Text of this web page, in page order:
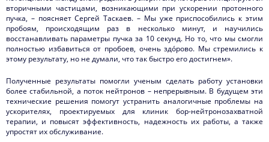
вторичными частицами, возникающими при ускорении протонного
пучка, – поясняет Сергей Таскаев. – Мы уже приспособились к этим
пробоям, происходящим раз в несколько минут, и научились
восстанавливать параметры пучка за 10 секунд. Но то, что мы смогли
полностью избавиться от пробоев, очень здóрово. Мы стремились к
этому результату, но не думали, что так быстро его достигнем».
Полученные результаты помогли ученым сделать работу установки
более стабильной, а поток нейтронов – непрерывным. В будущем эти
технические решения помогут устранить аналогичные проблемы на
ускорителях, проектируемых для клиник бор-нейтронозахватной
терапии, и повысят эффективность, надежность их работы, а также
упростят их обслуживание.